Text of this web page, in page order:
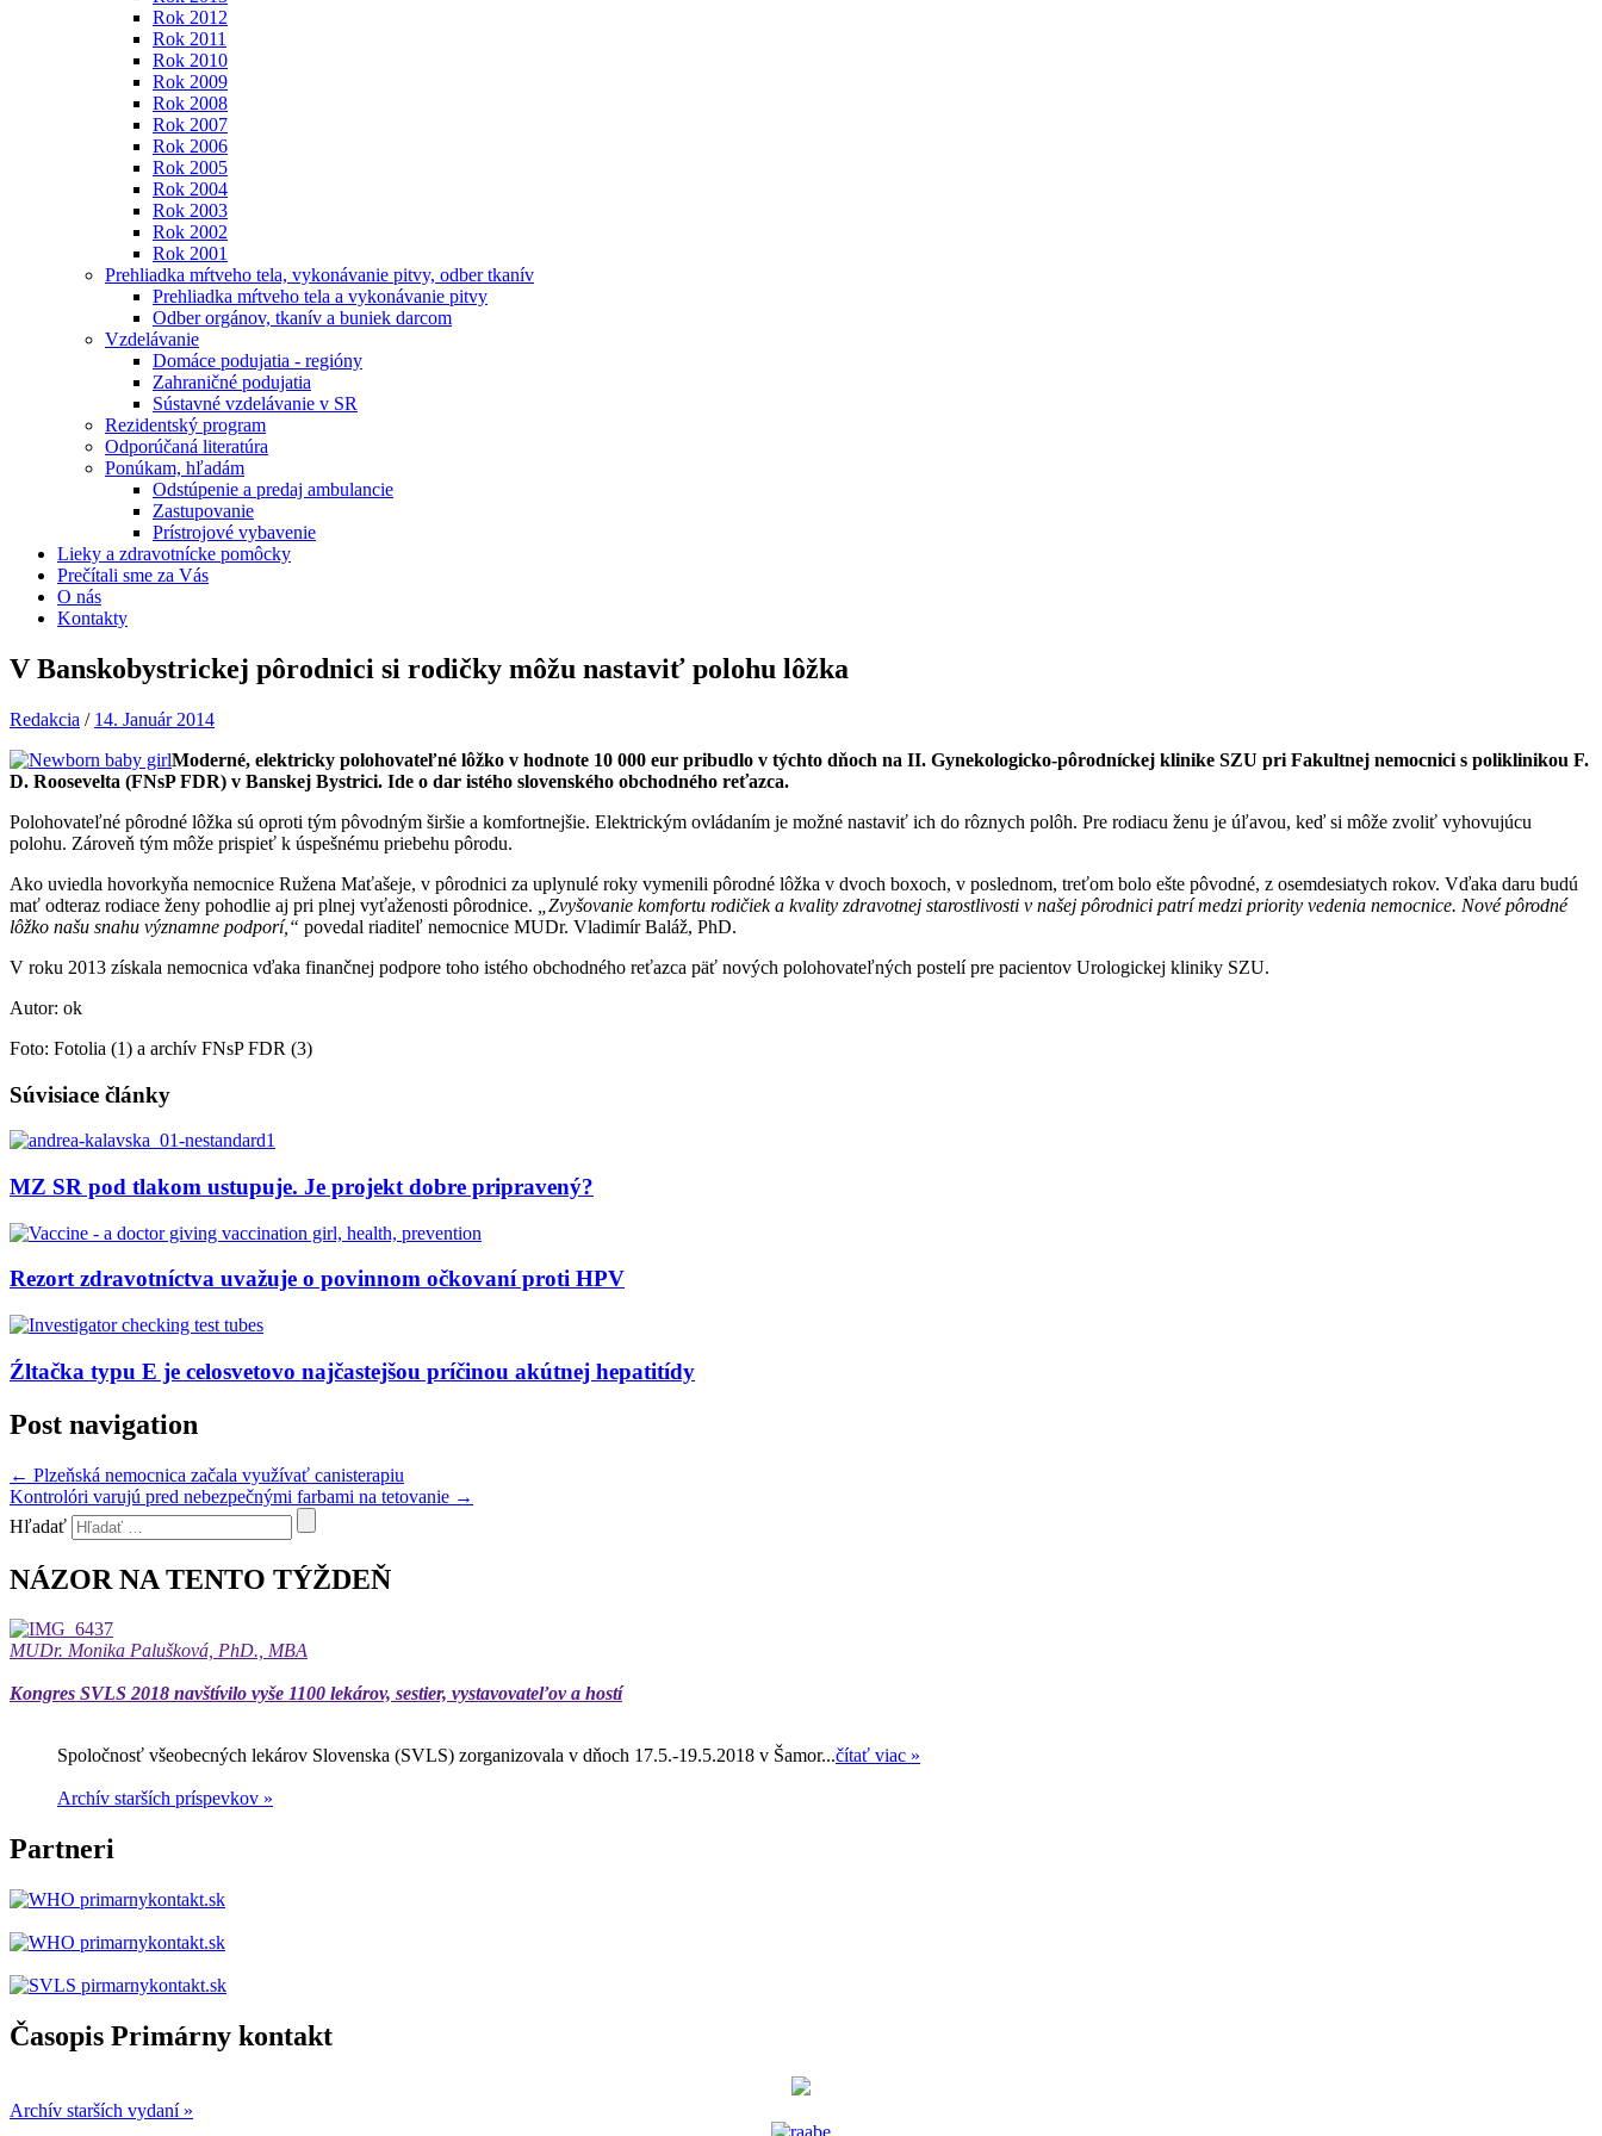
Rok 2012
Rok 2011
Rok 2010
Rok 2009
Rok 2008
Rok 2007
Rok 2006
Rok 2005
Rok 2004
Rok 2003
Rok 2002
Rok 2001
Prehliadka mŕtveho tela, vykonávanie pitvy, odber tkanív
Prehliadka mŕtveho tela a vykonávanie pitvy
Odber orgánov, tkanív a buniek darcom
Vzdelávanie
Domáce podujatia - regióny
Zahraničné podujatia
Sústavné vzdelávanie v SR
Rezidentský program
Odporúčaná literatúra
Ponúkam, hľadám
Odstúpenie a predaj ambulancie
Zastupovanie
Prístrojové vybavenie
Lieky a zdravotnícke pomôcky
Prečítali sme za Vás
O nás
Kontakty
V Banskobystrickej pôrodnici si rodičky môžu nastaviť polohu lôžka
Redakcia / 14. Január 2014
Moderné, elektricky polohovateľné lôžko v hodnote 10 000 eur pribudlo v týchto dňoch na II. Gynekologicko-pôrodníckej klinike SZU pri Fakultnej nemocnici s poliklinikou F.
D. Roosevelta (FNsP FDR) v Banskej Bystrici. Ide o dar istého slovenského obchodného reťazca.
Polohovateľné pôrodné lôžka sú oproti tým pôvodným širšie a komfortnejšie. Elektrickým ovládaním je možné nastaviť ich do rôznych polôh. Pre rodiacu ženu je úľavou, keď si môže zvoliť vyhovujúcu
polohu. Zároveň tým môže prispieť k úspešnému priebehu pôrodu.
Ako uviedla hovorkyňa nemocnice Ružena Maťašeje, v pôrodnici za uplynulé roky vymenili pôrodné lôžka v dvoch boxoch, v poslednom, treťom bolo ešte pôvodné, z osemdesiatych rokov. Vďaka daru budú
mať odteraz rodiace ženy pohodlie aj pri plnej vyťaženosti pôrodnice.
„Zvyšovanie komfortu rodičiek a kvality zdravotnej starostlivosti v našej pôrodnici patrí medzi priority vedenia nemocnice. Nové pôrodné
lôžko našu snahu významne podporí,“ povedal riaditeľ nemocnice MUDr. Vladimír Baláž, PhD.
V roku 2013 získala nemocnica vďaka finančnej podpore toho istého obchodného reťazca päť nových polohovateľných postelí pre pacientov Urologickej kliniky SZU.
Autor: ok
Foto: Fotolia (1) a archív FNsP FDR (3)
Súvisiace články
MZ SR pod tlakom ustupuje. Je projekt dobre pripravený?
Rezort zdravotníctva uvažuje o povinnom očkovaní proti HPV
Źltačka typu E je celosvetovo najčastejšou príčinou akútnej hepatitídy
Post navigation
← Plzeňská nemocnica začala využívať canisterapiu
Kontrolóri varujú pred nebezpečnými farbami na tetovanie →
Hľadať
NÁZOR NA TENTO TÝŽDEŇ
MUDr. Monika Palušková, PhD., MBA
Kongres SVLS 2018 navštívilo vyše 1100 lekárov, sestier, vystavovateľov a hostí
Spoločnosť všeobecných lekárov Slovenska (SVLS) zorganizovala v dňoch 17.5.-19.5.2018 v Šamor...čítať viac »
Archív starších príspevkov »
Partneri
Časopis Primárny kontakt
Archív starších vydaní »